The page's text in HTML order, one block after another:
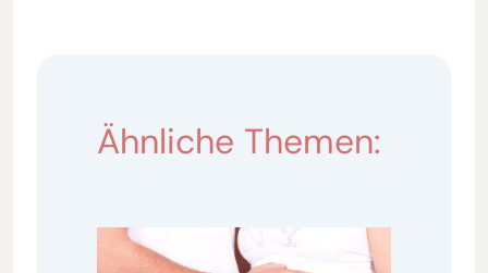
Ähnliche Themen: